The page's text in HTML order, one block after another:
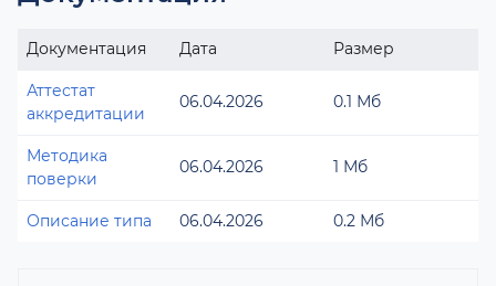
Документация Дата Размер
Аттестат
аккредитации
06.04.2026 0.1 Мб
Методика
поверки
06.04.2026 1 Мб
Описание типа 06.04.2026 0.2 Мб